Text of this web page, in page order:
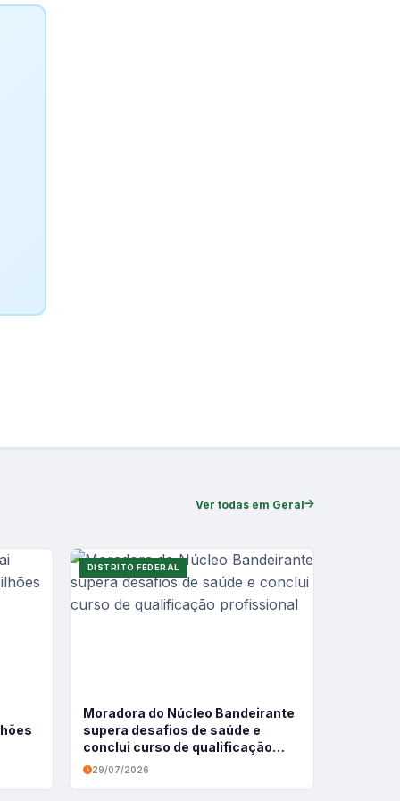
Ver todas em Geral
DISTRITO FEDERAL
Moradora do Núcleo Bandeirante
supera desafios de saúde e
conclui curso de qualificação
profissional
29/07/2026